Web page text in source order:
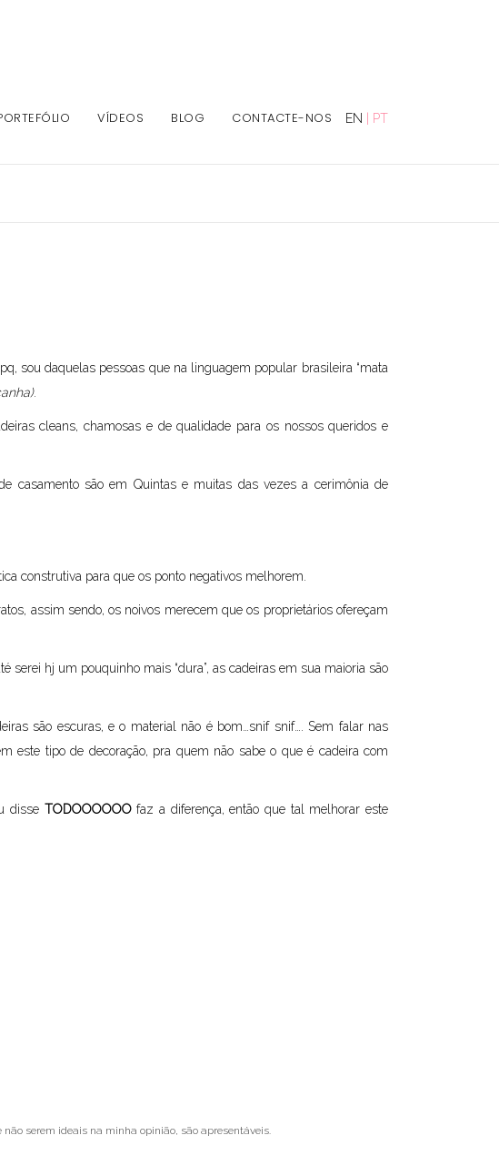
VÍDEOS BLOG CONTACTE-NOS EN | PT
sou daquelas pessoas que na linguagem popular brasileira “mata
.
cleans, chamosas e de qualidade para os nossos queridos e
casamento são em Quintas e muitas das vezes a cerimônia de
construtiva para que os ponto negativos melhorem.
assim sendo, os noivos merecem que os proprietários ofereçam
serei hj um pouquinho mais “dura”, as cadeiras em sua maioria são
são escuras, e o material não é bom…snif snif…. Sem falar nas
este tipo de decoração, pra quem não sabe o que é cadeira com
disse TODOOOOOOfaz a diferença, então que tal melhorar este
serem ideais na minha opinião, são apresentáveis.